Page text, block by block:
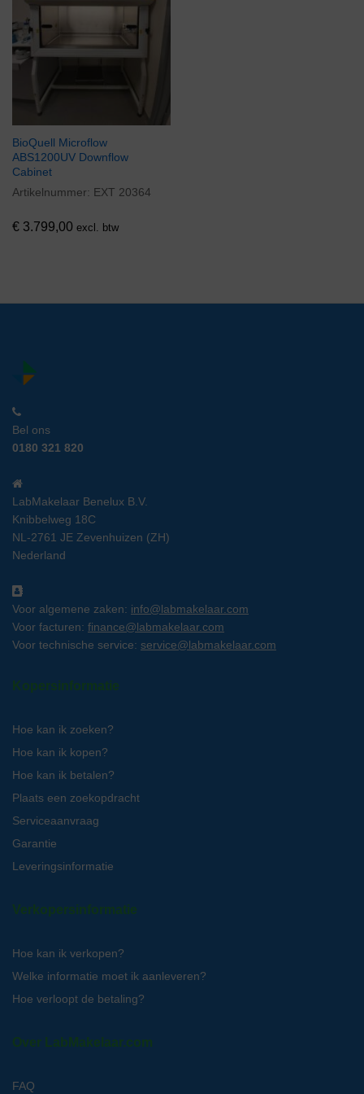
BioQuell Microflow
ABS1200UV Downflow
Cabinet
Artikelnummer: EXT 20364
€ 3.799,00 excl. btw
Bel ons
0180 321 820
LabMakelaar Benelux B.V.
Knibbelweg 18C
NL-2761 JE Zevenhuizen (ZH)
Nederland
Voor algemene zaken: info@labmakelaar.com
Voor facturen: finance@labmakelaar.com
Voor technische service: service@labmakelaar.com
Kopersinformatie
Hoe kan ik zoeken?
Hoe kan ik kopen?
Hoe kan ik betalen?
Plaats een zoekopdracht
Serviceaanvraag
Garantie
Leveringsinformatie
Verkopersinformatie
Hoe kan ik verkopen?
Welke informatie moet ik aanleveren?
Hoe verloopt de betaling?
Over LabMakelaar.com
FAQ